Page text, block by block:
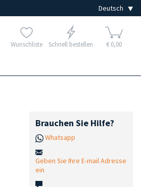
Wunschliste Schnell bestellen € 0,00
Brauchen Sie Hilfe?
Whatsapp
Geben Sie Ihre E-mail Adresse
ein